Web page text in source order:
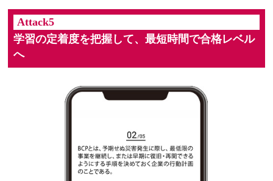
Attack5
学習の定着度を把握して、最短時間で合格レベル
へ